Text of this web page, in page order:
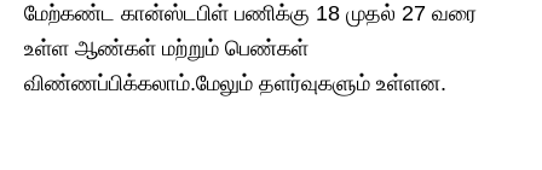
மேற்கண்ட கான்ஸ்டபிள் பணிக்கு 18 முதல் 27 வரை
உள்ள ஆண்கள் மற்றும் பெண்கள்
விண்ணப்பிக்கலாம்.மேலும் தளர்வுகளும் உள்ளன.